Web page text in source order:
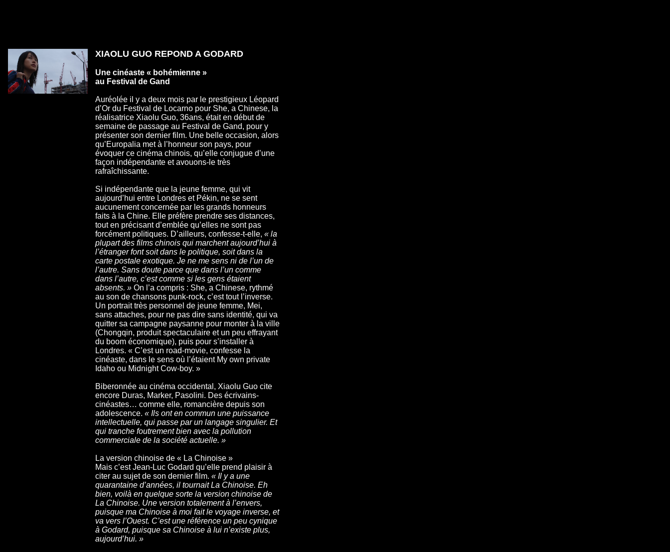
XIAOLU GUO REPOND A GODARD
Une cinéaste « bohémienne »
au Festival de Gand
Auréolée il y a deux mois par le prestigieux Léopard
d’Or du Festival de Locarno pour She, a Chinese, la
réalisatrice Xiaolu Guo, 36ans, était en début de
semaine de passage au Festival de Gand, pour y
présenter son dernier film. Une belle occasion, alors
qu’Europalia met à l’honneur son pays, pour
évoquer ce cinéma chinois, qu’elle conjugue d’une
façon indépendante et avouons-le très
rafraîchissante.
Si indépendante que la jeune femme, qui vit
aujourd’hui entre Londres et Pékin, ne se sent
aucunement concernée par les grands honneurs
faits à la Chine. Elle préfère prendre ses distances,
tout en précisant d’emblée qu’elles ne sont pas
forcément politiques. D’ailleurs, confesse-t-elle, « la
plupart des films chinois qui marchent aujourd’hui à
l’étranger font soit dans le politique, soit dans la
carte postale exotique. Je ne me sens ni de l’un de
l’autre. Sans doute parce que dans l’un comme
dans l’autre, c’est comme si les gens étaient
absents. » On l’a compris : She, a Chinese, rythmé
au son de chansons punk-rock, c’est tout l’inverse.
Un portrait très personnel de jeune femme, Mei,
sans attaches, pour ne pas dire sans identité, qui va
quitter sa campagne paysanne pour monter à la ville
(Chongqin, produit spectaculaire et un peu effrayant
du boom économique), puis pour s’installer à
Londres. « C’est un road-movie, confesse la
cinéaste, dans le sens où l’étaient My own private
Idaho ou Midnight Cow-boy. »
Biberonnée au cinéma occidental, Xiaolu Guo cite
encore Duras, Marker, Pasolini. Des écrivains-
cinéastes… comme elle, romancière depuis son
adolescence. « Ils ont en commun une puissance
intellectuelle, qui passe par un langage singulier. Et
qui tranche foutrement bien avec la pollution
commerciale de la société actuelle. »
La version chinoise de « La Chinoise »
Mais c’est Jean-Luc Godard qu’elle prend plaisir à
citer au sujet de son dernier film. « Il y a une
quarantaine d’années, il tournait La Chinoise. Eh
bien, voilà en quelque sorte la version chinoise de
La Chinoise. Une version totalement à l’envers,
puisque ma Chinoise à moi fait le voyage inverse, et
va vers l’Ouest. C’est une référence un peu cynique
à Godard, puisque sa Chinoise à lui n’existe plus,
aujourd’hui. »